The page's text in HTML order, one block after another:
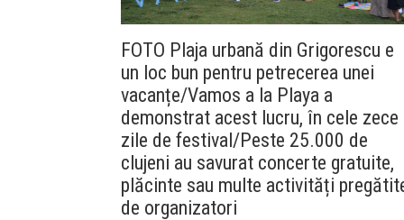
FOTO Plaja urbană din Grigorescu e
un loc bun pentru petrecerea unei
vacanțe/Vamos a la Playa a
demonstrat acest lucru, în cele zece
zile de festival/Peste 25.000 de
clujeni au savurat concerte gratuite,
plăcinte sau multe activități
de organizatori